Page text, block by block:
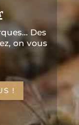
Des
on vous
!